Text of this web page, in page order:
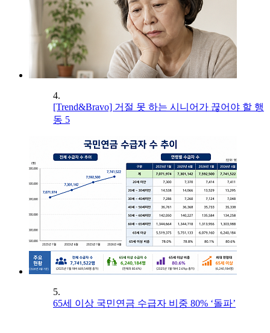
4.
[Trend&Bravo] 거절 못 하는 시니어가 끊어야 할 행
동 5
5.
65세 이상 국민연금 수급자 비중 80% ‘돌파’